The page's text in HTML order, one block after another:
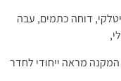
דוחה כתמים, עבה
המקנה מראה ייחודי לחדר